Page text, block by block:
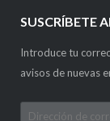
SUSCRÍBETE
Introduce tu
avisos de nuevas
Dirección